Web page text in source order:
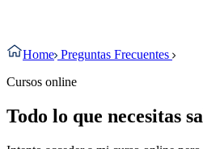
Home Preguntas Frecuentes
Cursos online
Todo lo que necesitas